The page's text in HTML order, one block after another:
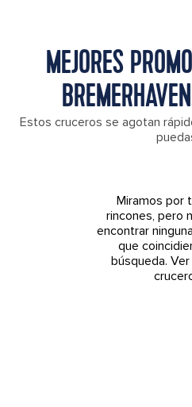
MEJORES
Estos cruceros se agotan
Miramos por
rincones, pero
encontrar
que
búsqueda.